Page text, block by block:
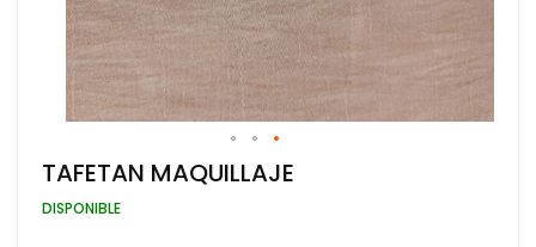
Saltar
al
comienzo
TAFETAN MAQUILLAJE
DISPONIBLE